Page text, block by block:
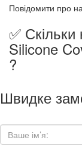
Повідомити про
✅
Silicone
?
Швидке